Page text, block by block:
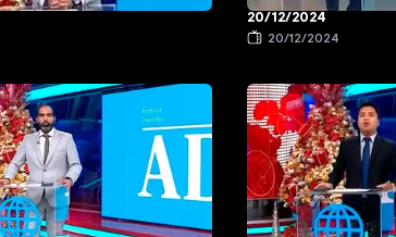
20/12/2024
20/12/2024